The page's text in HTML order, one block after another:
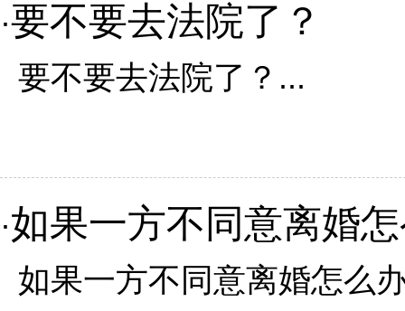
·要不要去法院了？
要不要去法院了？...
·如果一方不同意离婚
如果一方不同意离婚怎么